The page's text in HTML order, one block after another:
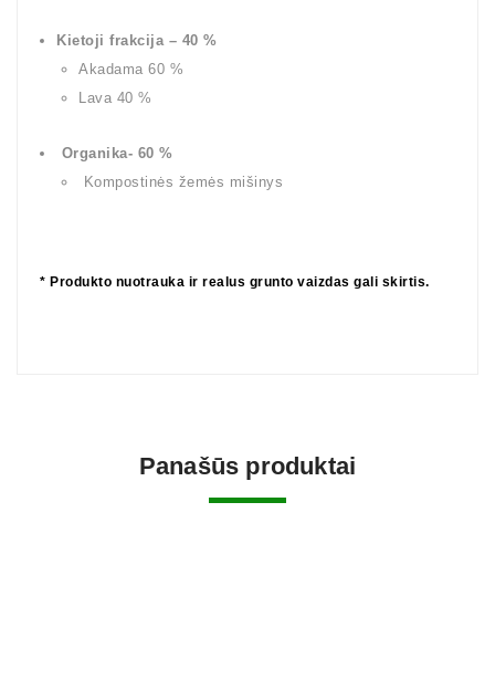
Kietoji frakcija – 40 %
Akadama 60 %
Lava 40 %
Organika- 60 %
Kompostinės žemės mišinys
* Produkto nuotrauka ir realus grunto vaizdas gali skirtis.
Panašūs produktai